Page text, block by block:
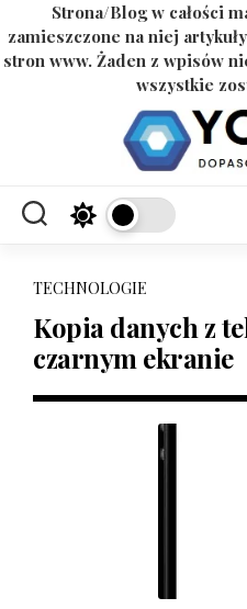
Strona/Blog w całości
zamieszczone na niej
stron www. Żaden z wpisów
wszystkie
TECHNOLOGIE
Kopia danych z
czarnym ekranie